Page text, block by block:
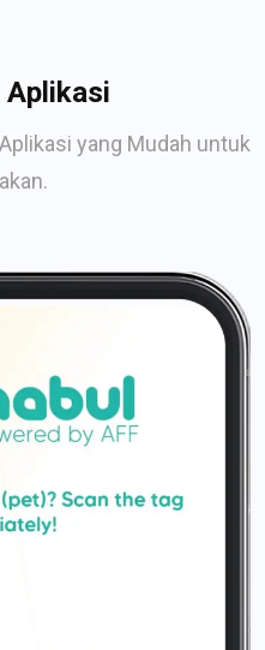
Aplikasi
yang Mudah untuk